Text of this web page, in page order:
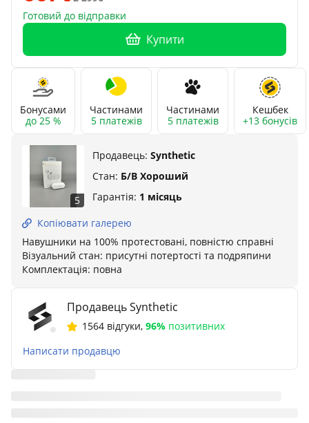
Готовий до відправки
Купити
Бонусами
до 25 %
Частинами
5 платежів
Частинами
5 платежів
Кешбек
+13 бонусів
5
Продавець: Synthetic
Стан: Б/В Хороший
Гарантія: 1 місяць
Копіювати галерею
Навушники на 100% протестовані, повністю справні
Візуальний стан: присутні потертості та подряпини
Комплектація: повна
Продавець Synthetic
1564 відгуки, 96% позитивних
Написати продавцю